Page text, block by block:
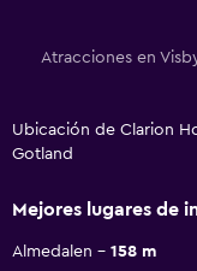
Atracciones en
Ubicación de Clarion
Gotland
Mejores lugares de
Almedalen
158 m